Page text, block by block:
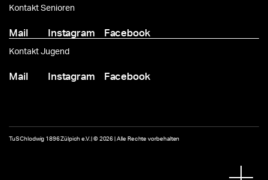
Kontakt Senioren
Mail Instagram Facebook
Kontakt Jugend
Mail Instagram Facebook
TuS Chlodwig 1896 Zülpich e.V. | © 2026 | Alle Rechte vorbehalten